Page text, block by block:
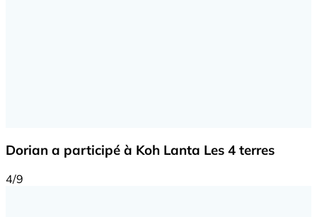
Dorian a participé à Koh Lanta Les 4 terres
4/9